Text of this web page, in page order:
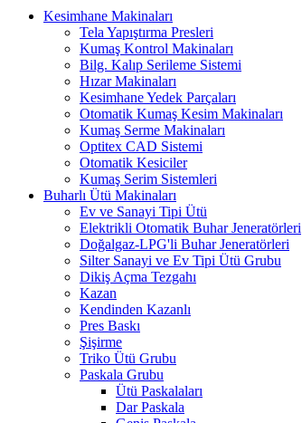
Kesimhane Makinaları
Tela Yapıştırma Presleri
Kumaş Kontrol Makinaları
Bilg. Kalıp Serileme Sistemi
Hızar Makinaları
Kesimhane Yedek Parçaları
Otomatik Kumaş Kesim Makinaları
Kumaş Serme Makinaları
Optitex CAD Sistemi
Otomatik Kesiciler
Kumaş Serim Sistemleri
Buharlı Ütü Makinaları
Ev ve Sanayi Tipi Ütü
Elektrikli Otomatik Buhar Jeneratörleri
Doğalgaz-LPG'li Buhar Jeneratörleri
Silter Sanayi ve Ev Tipi Ütü Grubu
Dikiş Açma Tezgahı
Kazan
Kendinden Kazanlı
Pres Baskı
Şişirme
Triko Ütü Grubu
Paskala Grubu
Ütü Paskalaları
Dar Paskala